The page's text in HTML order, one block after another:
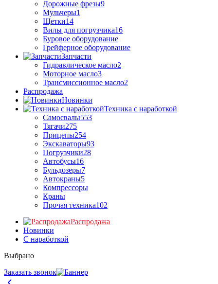
Дорожные фрезы9
Мульчеры1
Щетки14
Вилы для погрузчика16
Буровое оборудование
Грейферное оборудование
Запчасти
Гидравлическое масло2
Моторное масло3
Трансмиссионное масло2
Распродажа
Новинки
Техника с наработкой
Самосвалы553
Тягачи275
Прицепы254
Экскаваторы93
Погрузчики28
Автобусы16
Бульдозеры7
Автокраны5
Компрессоры
Краны
Прочая техника102
Распродажа
Новинки
С наработкой
Выбрано
Заказать звонок